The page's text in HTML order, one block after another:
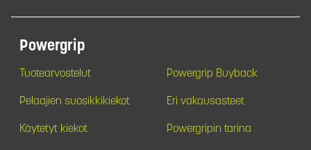
Powergrip
Tuotearvostelut Powergrip Buyback
Pelaajien suosikkikiekot Eri vakausasteet
Käytetyt kiekot Powergripin tarina